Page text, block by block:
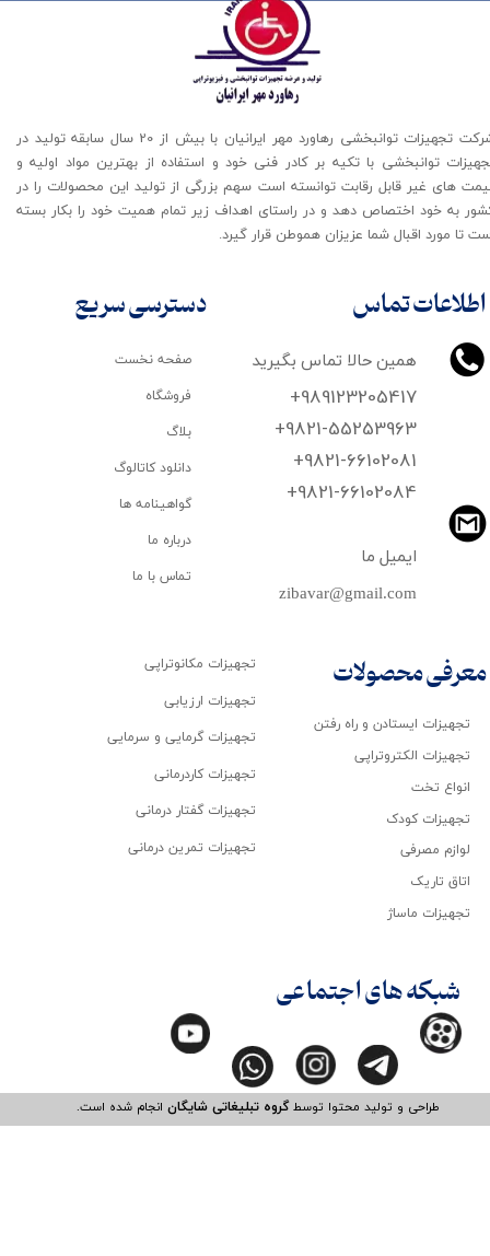
اطلاعات تماس
همین حالا تماس بگیرید
+989123205417
+9821-55253963
+9821-66102081
​​​​​​​+9821-66102084
zibavar@gmail.com
ایمیل ما
شرکت تجهیزات توانبخشی رهاورد مهر ایرانیان با بیش از 20 سال سابقه تولید در
توانبخشی با تکیه بر کادر فنی خود و استفاده از بهترین مواد اولیه و
های غیر قابل رقابت توانسته است سهم بزرگی از تولید این محصولات را در
به خود اختصاص دهد و در راستای اهداف زیر تمام همیت خود را بکار بسته
تا مورد اقبال شما عزیزان هموطن قرار گیرد​​​​​​​.
طراحی و تولید محتوا توسطگروه تبلیغاتی شایگانانجام شده است.​​​​​​​
تجهیزات ایستادن و راه رفتن
تجهیزات الکتروتراپی
انواع تخت
تجهیزات کودک
لوازم مصرفی
اتاق تاریک
تجهیزات ماساژ
صفحه نخست
فروشگاه
بلاگ
دانلود کاتالوگ
گواهینامه ها
درباره ما
تماس با ما
تجهیزات مکانوتراپی
تجهیزات ارزیابی
تجهیزات گرمایی و سرمایی
تجهیزات کاردرمانی
تجهیزات گفتار درمانی
تجهیزات تمرین درمانی
دسترسی سریع
معرفی محصولات
شبکه های اجتماعی